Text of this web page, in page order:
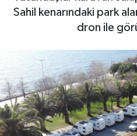
Sahil kenarındaki park
dron ile
Magazin
Spor
Eğitim